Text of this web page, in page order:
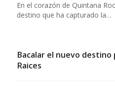
En el corazón de Quintana
destino que ha capturado la…
Bacalar el nuevo
Raices